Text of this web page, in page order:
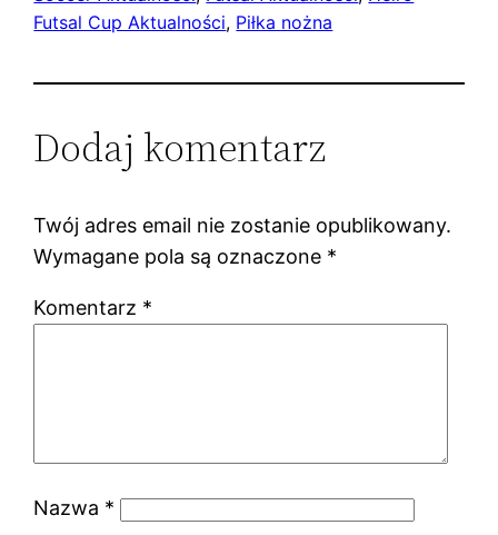
Futsal Cup Aktualności, Piłka nożna
Dodaj komentarz
Twój adres email nie zostanie opublikowany.
Wymagane pola są oznaczone *
Komentarz *
Nazwa *